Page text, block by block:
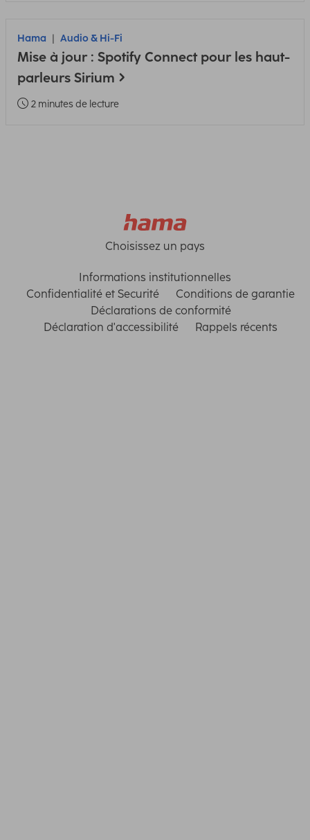
Hama Audio & Hi-Fi
Mise à jour : Spotify Connect pour les haut-
parleurs Sirium
2 minutes de lecture
Choisissez un pays
Informations institutionnelles
Confidentialité et Securité
Conditions de garantie
Déclarations de conformité
Déclaration d'accessibilité
Rappels récents